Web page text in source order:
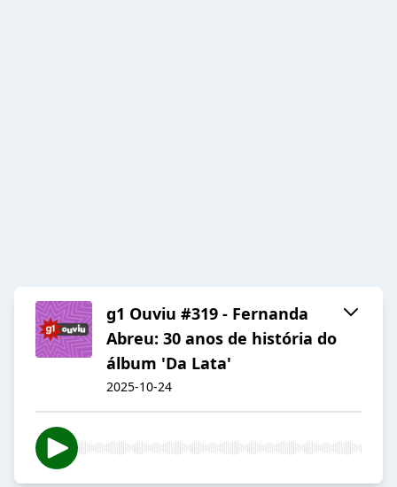
g1 Ouviu #319 - Fernanda
Abreu: 30 anos de história do
álbum 'Da Lata'
2025-10-24